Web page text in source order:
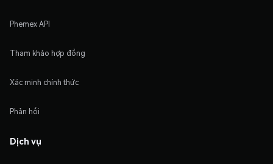
Phemex API
Tham khảo hợp đồng
Xác minh chính thức
Phản hồi
Dịch vụ